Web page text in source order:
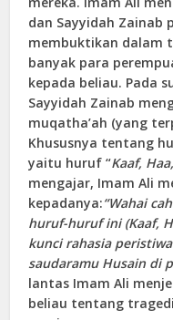
dan Sayyidah Zainab
membuktikan dalam
banyak para
kepada beliau. Pada
Sayyidah Zainab
muqatha’ah (yang
Khususnya tentang
yaitu huruf “Kaaf,
mengajar, Imam Ali
kepadanya:“Wahai
huruf-huruf ini (Kaaf,
kunci rahasia
saudaramu Husain di
lantas Imam Ali
beliau tentang